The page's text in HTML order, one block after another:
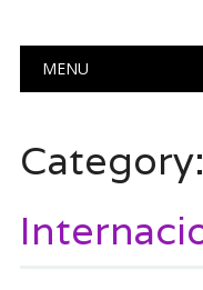
Main menu
MENU
Category: